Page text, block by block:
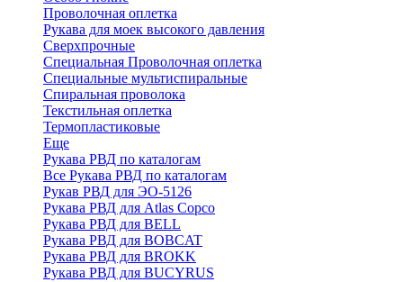
Проволочная оплетка
Рукава для моек высокого давления
Сверхпрочные
Специальная Проволочная оплетка
Специальные мультиспиральные
Спиральная проволока
Текстильная оплетка
Термопластиковые
Еще
Рукава РВД по каталогам
Все Рукава РВД по каталогам
Рукав РВД для ЭО-5126
Рукава РВД для Atlas Copco
Рукава РВД для BELL
Рукава РВД для BOBCAT
Рукава РВД для BROKK
Рукава РВД для BUCYRUS